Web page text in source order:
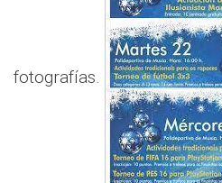
fotografías.